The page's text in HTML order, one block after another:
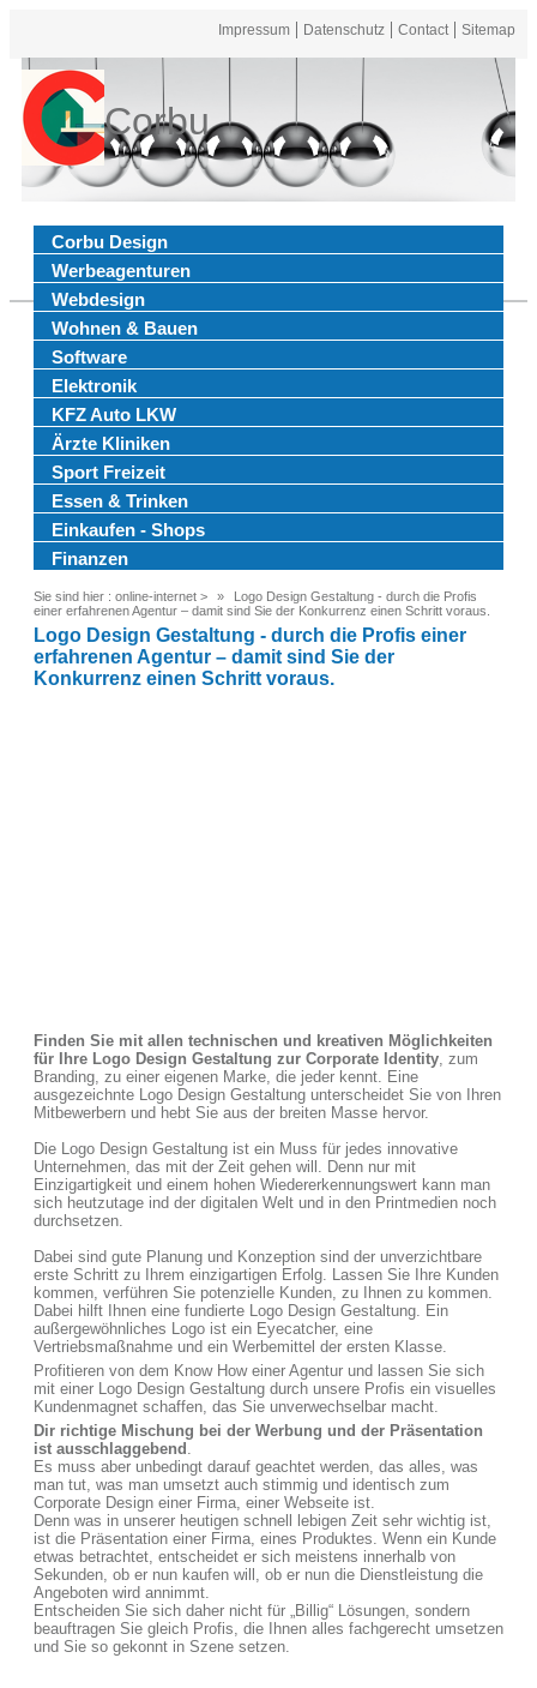
Impressum Datenschutz Contact Sitemap
Corbu
Corbu Design
Werbeagenturen
Webdesign
Wohnen & Bauen
Software
Elektronik
KFZ Auto LKW
Ärzte Kliniken
Sport Freizeit
Essen & Trinken
Einkaufen - Shops
Finanzen
Sie sind hier : online-internet >
Logo Design Gestaltung - durch die Profis
einer erfahrenen Agentur – damit sind Sie der Konkurrenz einen Schritt voraus.
Logo Design Gestaltung - durch die Profis einer
erfahrenen Agentur – damit sind Sie der
Konkurrenz einen Schritt voraus.
Finden Sie mit allen technischen und kreativen Möglichkeiten
für Ihre Logo Design Gestaltung zur Corporate Identity, zum
Branding, zu einer eigenen Marke, die jeder kennt. Eine
ausgezeichnte Logo Design Gestaltung unterscheidet Sie von Ihren
Mitbewerbern und hebt Sie aus der breiten Masse hervor.
Die Logo Design Gestaltung ist ein Muss für jedes innovative
Unternehmen, das mit der Zeit gehen will. Denn nur mit
Einzigartigkeit und einem hohen Wiedererkennungswert kann man
sich heutzutage ind der digitalen Welt und in den Printmedien noch
durchsetzen.
Dabei sind gute Planung und Konzeption sind der unverzichtbare
erste Schritt zu Ihrem einzigartigen Erfolg. Lassen Sie Ihre Kunden
kommen, verführen Sie potenzielle Kunden, zu Ihnen zu kommen.
Dabei hilft Ihnen eine fundierte Logo Design Gestaltung. Ein
außergewöhnliches Logo ist ein Eyecatcher, eine
Vertriebsmaßnahme und ein Werbemittel der ersten Klasse.
Profitieren von dem Know How einer Agentur und lassen Sie sich
mit einer Logo Design Gestaltung durch unsere Profis ein visuelles
Kundenmagnet schaffen, das Sie unverwechselbar macht.
Dir richtige Mischung bei der Werbung und der Präsentation
ist ausschlaggebend .
Es muss aber unbedingt darauf geachtet werden, das alles, was
man tut, was man umsetzt auch stimmig und identisch zum
Corporate Design einer Firma, einer Webseite ist.
Denn was in unserer heutigen schnell lebigen Zeit sehr wichtig ist,
ist die Präsentation einer Firma, eines Produktes. Wenn ein Kunde
etwas betrachtet, entscheidet er sich meistens innerhalb von
Sekunden, ob er nun kaufen will, ob er nun die Dienstleistung die
Angeboten wird annimmt.
Entscheiden Sie sich daher nicht für „Billig“ Lösungen, sondern
beauftragen Sie gleich Profis, die Ihnen alles fachgerecht umsetzen
und Sie so gekonnt in Szene setzen.